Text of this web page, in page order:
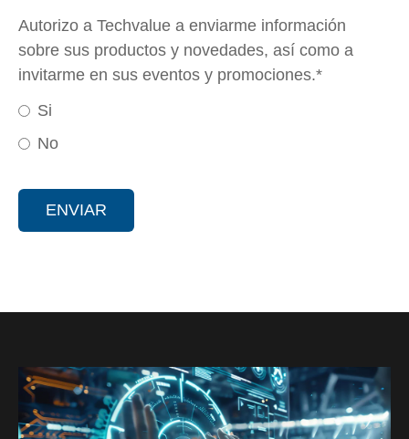
Autorizo a Techvalue a enviarme información
sobre sus productos y novedades, así como a
invitarme en sus eventos y promociones.*
Si
No